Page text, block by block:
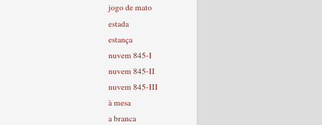
jogo de mato
estada
estança
nuvem 845-I
nuvem 845-II
nuvem 845-III
à mesa
a branca